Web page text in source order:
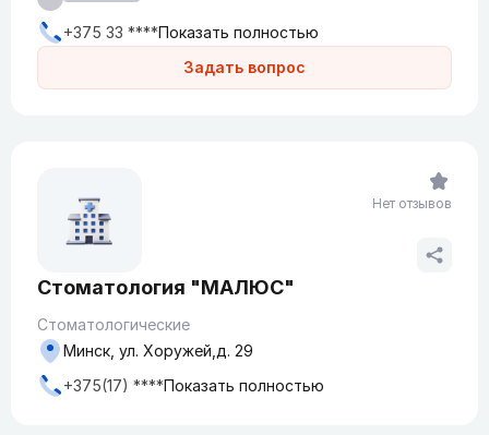
Задать вопрос
+375 33 ****Показать полностью
Стоматология "МАЛЮС"
Стоматологические
Минск, ул. Хоружей,д. 29
+375(17) ****Показать полностью
Нет отзывов